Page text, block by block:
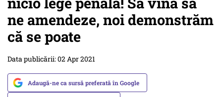
ne amendeze, noi demonstrăm
că se poate
Data publicării: 02 Apr 2021
Adaugă-ne ca sursă preferată în Google